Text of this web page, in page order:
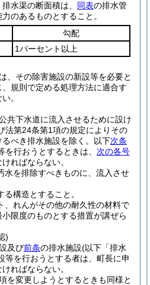
水渠の断面積は、 同表の排水管
のあるものとすること。
勾配
1パーセント以上
、その除害施設の新設等を必要と
規則で定める処理方法に適合す
。
共下水道に流入させるために設け
法第24条第1項の規定によりその
べき排水施設を除く。以下次条
を行おうとするときは、 次の各号
ればならない。
水を排除すべきものに、流入させ
構造とすること。
、れんがその他の耐久性の材料で
限度のものとする措置が講ぜら
)
及び前条の排水施設(以下「排水
等を行おうとする者は、町長に申
ればならない。
を変更しようとするときも同様と